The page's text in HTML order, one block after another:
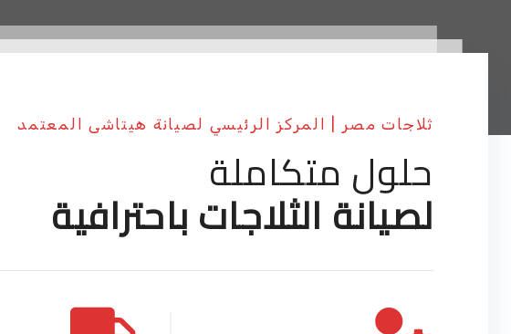
ثلاجات مصر | المركز الرئيسي لصيانة هيتاشى المعتمد
حلول متكاملة
لصيانة الثلاجات باحترافية